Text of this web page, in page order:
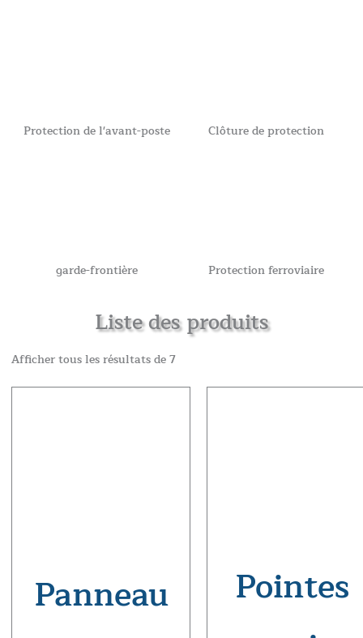
Protection de l'avant-poste Clôture de protection
garde-frontière Protection ferroviaire
Liste des produits
Afficher tous les résultats de 7
Panneau
Pointes